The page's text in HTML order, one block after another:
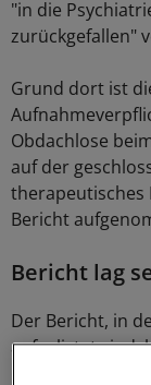
"in die
zurückgefallen"
Grund dort ist
Obdachlose
auf der
therapeutisches
Bericht
Bericht lag
Der Bericht, in
aufgelistet sind,